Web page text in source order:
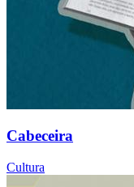
Cabeceira
Cultura